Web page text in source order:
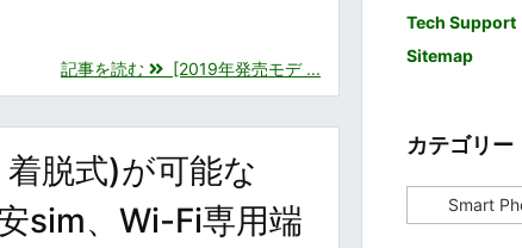
記事を読む [2019年発売モデ ...
脱式)が可能な
sim、Wi-Fi専用端
Tech Support
Sitemap
カテゴリー
テ